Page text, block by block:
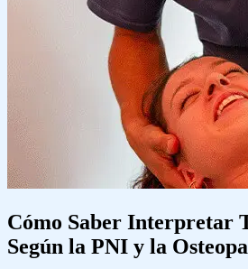
Cómo Saber Interpretar
Según la PNI y la